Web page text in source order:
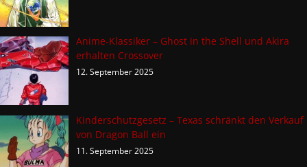
Anime-Klassiker – Ghost in the Shell und Akira
erhalten Crossover
12. September 2025
Kinderschutzgesetz – Texas schränkt den Verkauf
von Dragon Ball ein
11. September 2025